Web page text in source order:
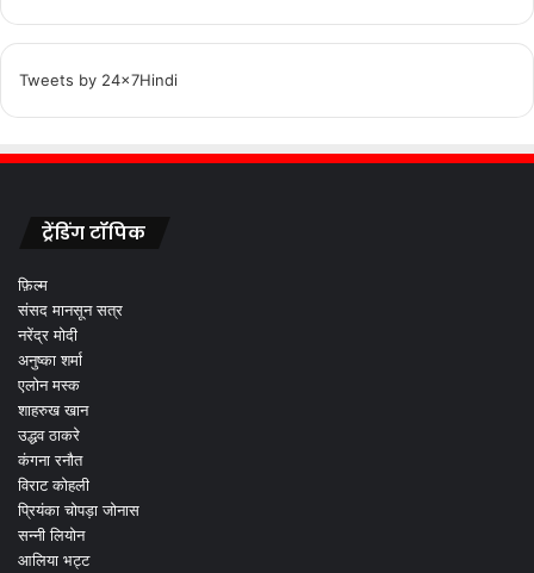
Tweets by 24x7Hindi
ट्रेंडिंग टॉपिक
फ़िल्म
संसद मानसून सत्र
नरेंद्र मोदी
अनुष्का शर्मा
एलोन मस्क
शाहरुख खान
उद्धव ठाकरे
कंगना रनौत
विराट कोहली
प्रियंका चोपड़ा जोनास
सन्नी लियोन
आलिया भट्ट